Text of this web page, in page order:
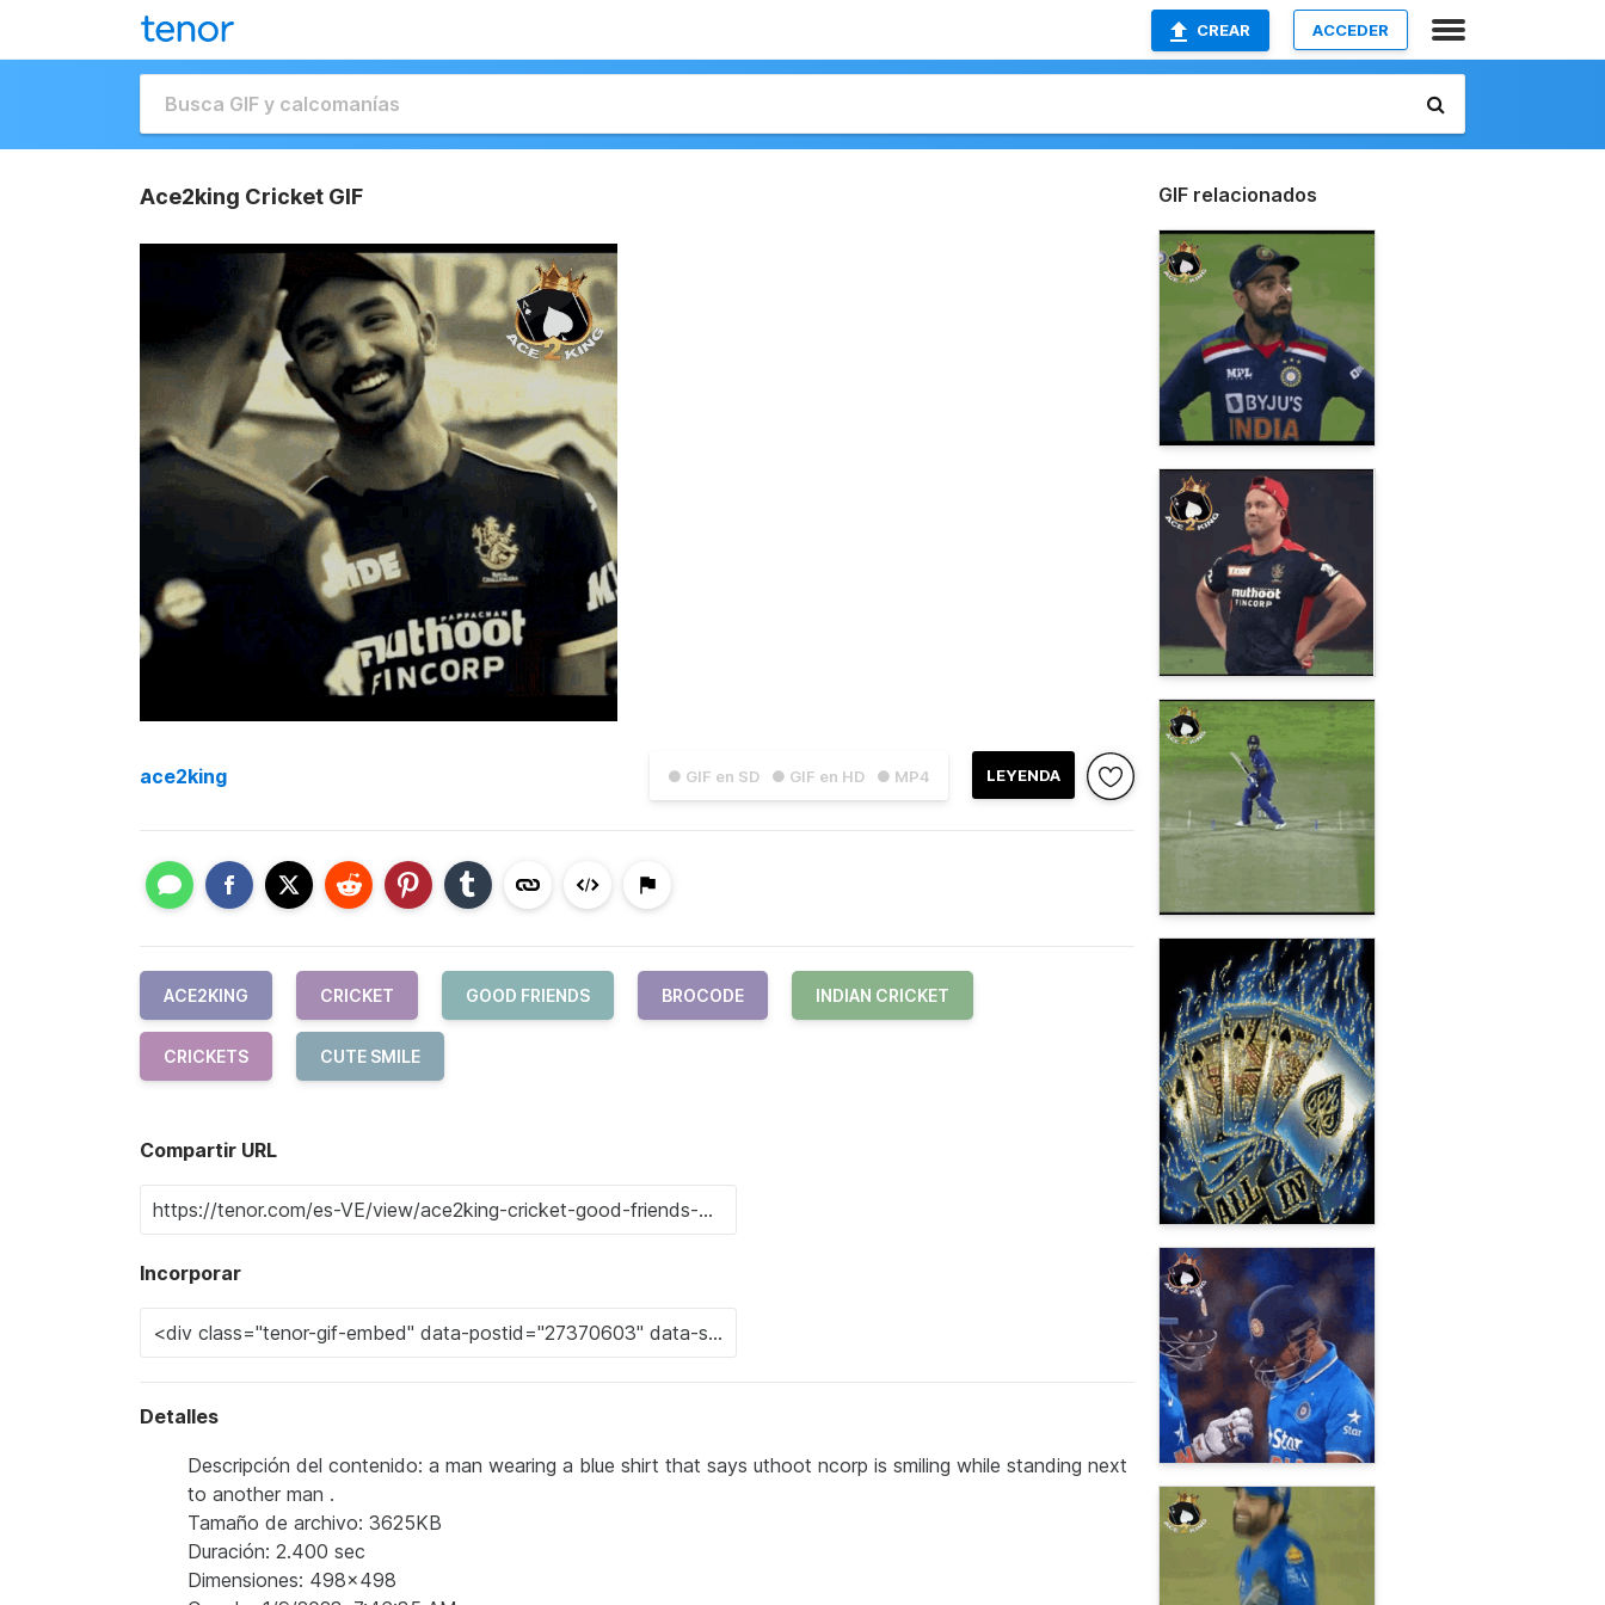
CREAR ACCEDER
Ace2king Cricket GIF
● GIF en SD ● GIF en HD ● MP4 LEYENDA
ace2king
ACE2KING CRICKET GOOD FRIENDS BROCODE INDIAN CRICKET
CRICKETS CUTE SMILE
Compartir URL
Incorporar
Detalles
Descripción del contenido: a man wearing a blue shirt that says uthoot ncorp is smiling while standing next
to another man .
Tamaño de archivo: 3625KB
Duración: 2.400 sec
Dimensiones: 498x498
GIF relacionados